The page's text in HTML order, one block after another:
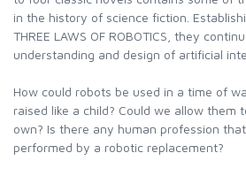
in the history of science fiction.
THREE LAWS OF ROBOTICS, they
understanding and design of artificial
How could robots be used in a time of
raised like a child? Could we allow them
own? Is there any human profession
performed by a robotic replacement?